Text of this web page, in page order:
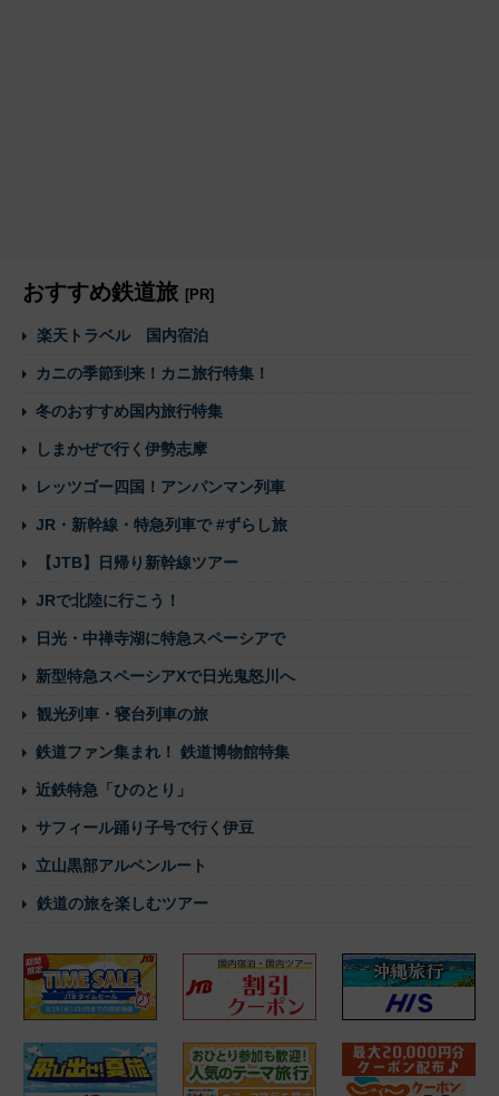
おすすめ鉄道旅 [PR]
楽天トラベル 国内宿泊
カニの季節到来！カニ旅行特集！
冬のおすすめ国内旅行特集
しまかぜで行く伊勢志摩
レッツゴー四国！アンパンマン列車
JR・新幹線・特急列車で #ずらし旅
【JTB】日帰り新幹線ツアー
JRで北陸に行こう！
日光・中禅寺湖に特急スペーシアで
新型特急スペーシアXで日光鬼怒川へ
観光列車・寝台列車の旅
鉄道ファン集まれ！ 鉄道博物館特集
近鉄特急「ひのとり」
サフィール踊り子号で行く伊豆
立山黒部アルペンルート
鉄道の旅を楽しむツアー